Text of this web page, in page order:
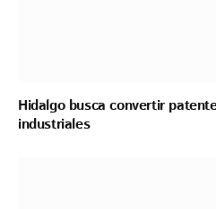
Hidalgo busca convertir
industriales